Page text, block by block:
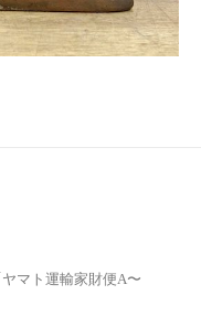
マト運輸家財便A〜